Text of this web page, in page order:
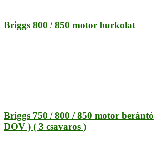
Briggs 800 / 850 motor burkolat
Briggs 750 / 800 / 850 motor berántó
DOV ) ( 3 csavaros )